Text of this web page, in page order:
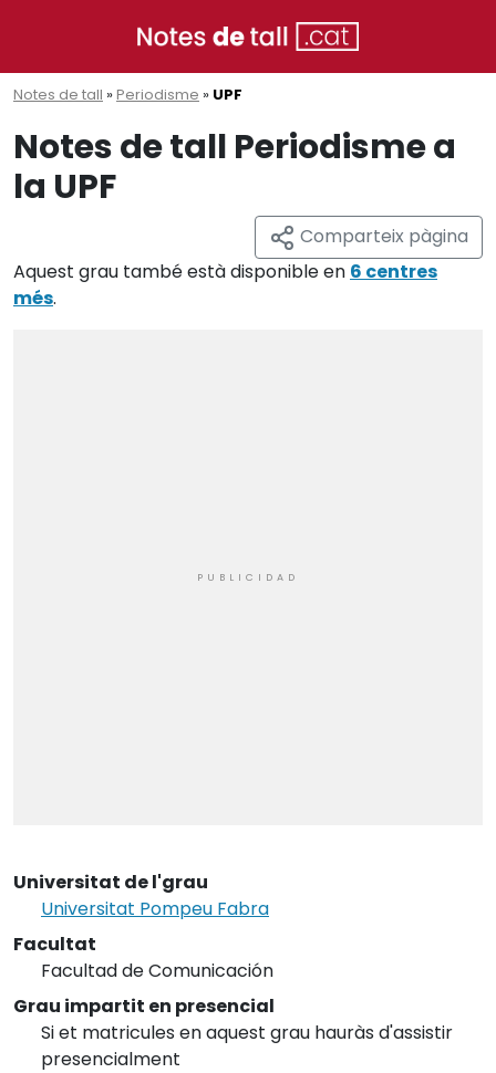
Notes de tall »Periodisme » UPF
Notes de tall Periodisme a
la UPF
Comparteix pàgina
Aquest grau també està disponible en 6 centres
més.
Universitat de l'grau
Universitat Pompeu Fabra
Facultat
Facultad de Comunicación
Grau impartit en presencial
Si et matricules en aquest grau hauràs d'assistir
presencialment